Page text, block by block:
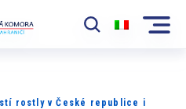
rostly v České republice i